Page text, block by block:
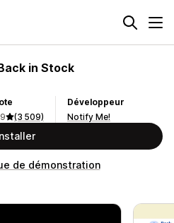
in Stock
(3 509)
Développeur
Notify Me!
de démonstration